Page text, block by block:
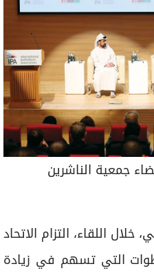
جمعية الناشرين
اللقاء، التزام الاتحاد
التي تسهم في زيادة